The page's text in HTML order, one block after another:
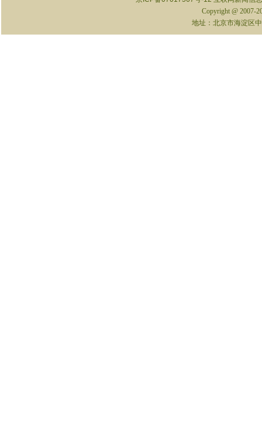
Copyright @ 2007-
地址：北京市海淀区